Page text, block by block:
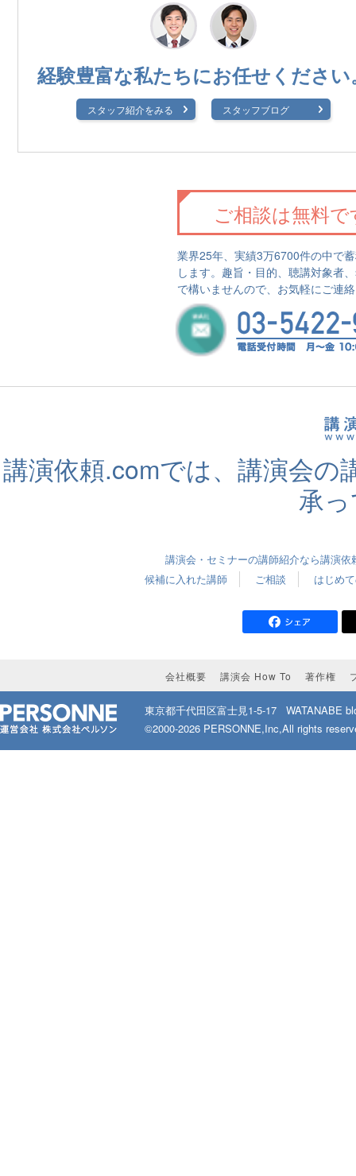
経験豊富な私たちにお任せください
スタッフ紹介をみる スタッフブログ
ご相談は無料で
業界25年、実績3万6700件の中で
します。趣旨・目的、聴講対象者
で構いませんので、お気軽にご連
講演依頼.comでは、講演会の
承
講演会・セミナーの講師紹介なら講演依
候補に入れた講師
ご相談 はじめ
会社概要 講演会 How To 著作権
東京都千代田区富士見1-5-17
WATANABE
©2000-2026 PERSONNE,Inc,All rights